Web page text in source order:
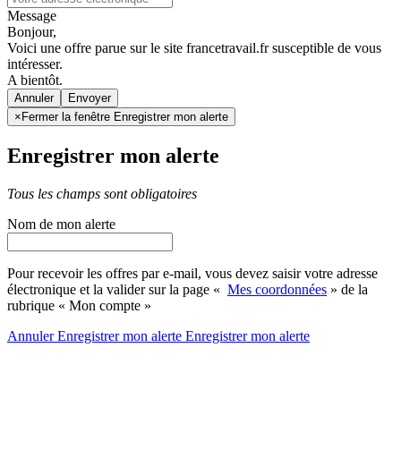
Message
Bonjour,
Voici une offre parue sur le site francetravail.fr susceptible de vous
intéresser.
A bientôt.
Annuler
× Fermer la fenêtre Enregistrer mon alerte
Enregistrer mon alerte
Tous les champs sont obligatoires
Nom de mon alerte
Pour recevoir les offres par e-mail, vous devez saisir votre adresse
électronique et la valider sur la page « Mes coordonnées » de la
rubrique « Mon compte »
AnnulerEnregistrer mon alerte Enregistrermon alerte